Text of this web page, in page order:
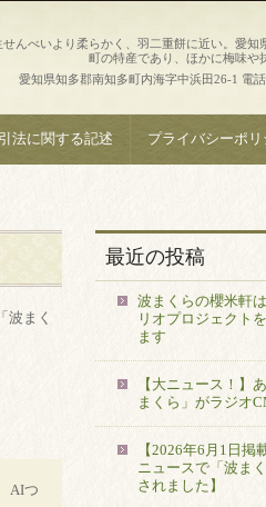
んべいより柔らかく、羽二重餅に近い。愛知
町の特産であり、ほかに梅味や
愛知県知多郡南知多町内海字中浜田26-1 電
法に関する記述 プライバシーポリ
波まく
AIつ
最近の投稿
波まくらの櫻米軒
リオプロジェクト
ます
【大ニュース！】
まくら」がラジオ
【2026年6月1日
ニュースで「波ま
されました】